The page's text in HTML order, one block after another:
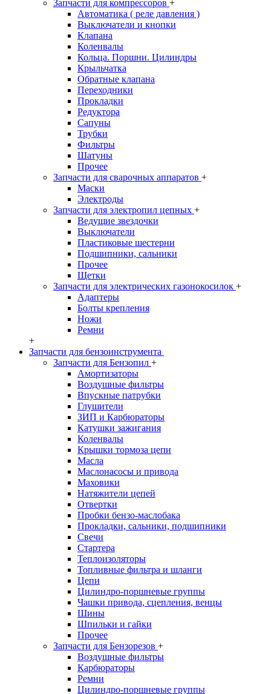
Запчасти для компрессоров +
Автоматика ( реле давления )
Выключатели и кнопки
Клапана
Коленвалы
Кольца. Поршни. Цилиндры
Крыльчатка
Обратные клапана
Переходники
Прокладки
Редуктора
Сапуны
Трубки
Фильтры
Шатуны
Прочее
Запчасти для сварочных аппаратов +
Маски
Электроды
Запчасти для электропил цепных +
Ведущие звездочки
Выключатели
Пластиковые шестерни
Подшипники, сальники
Прочее
Щетки
Запчасти для электрических газонокосилок +
Адаптеры
Болты крепления
Ножи
Ремни
+
Запчасти для бензоинструмента
Запчасти для Бензопил +
Амортизаторы
Воздушные фильтры
Впускные патрубки
Глушители
ЗИП и Карбюраторы
Катушки зажигания
Коленвалы
Крышки тормоза цепи
Масла
Маслонасосы и привода
Маховики
Натяжители цепей
Отвертки
Пробки бензо-маслобака
Прокладки, сальники, подшипники
Свечи
Стартера
Теплоизоляторы
Топливные фильтра и шланги
Цепи
Цилиндро-поршневые группы
Чашки привода, сцепления, венцы
Шины
Шпильки и гайки
Прочее
Запчасти для Бензорезов +
Воздушные фильтры
Карбюраторы
Ремни
Цилиндро-поршневые группы